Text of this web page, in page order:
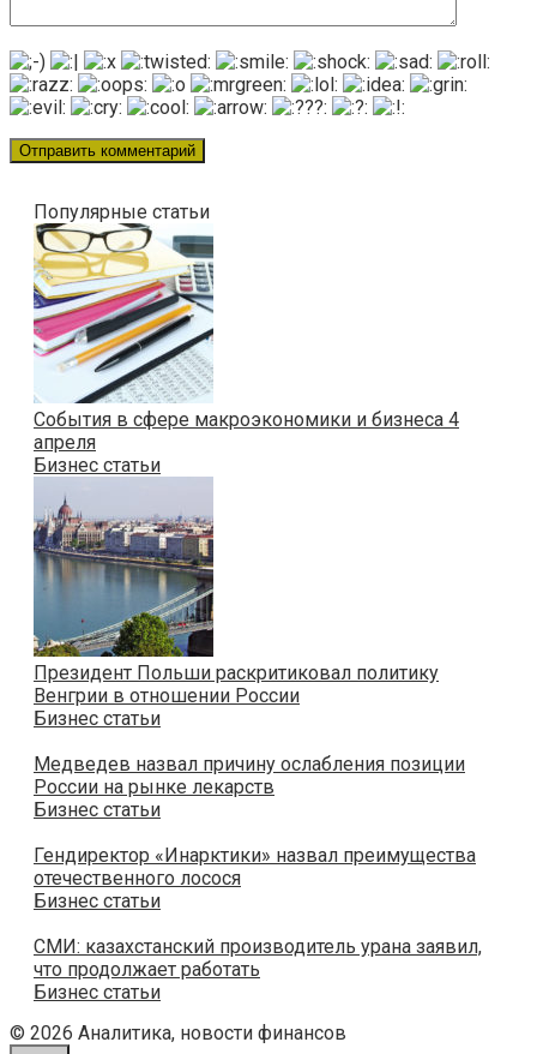
Популярные статьи
События в сфере макроэкономики и бизнеса 4
апреля
Бизнес статьи
Президент Польши раскритиковал политику
Венгрии в отношении России
Бизнес статьи
Медведев назвал причину ослабления позиции
России на рынке лекарств
Бизнес статьи
Гендиректор «Инарктики» назвал преимущества
отечественного лосося
Бизнес статьи
СМИ: казахстанский производитель урана заявил,
что продолжает работать
Бизнес статьи
© 2026 Аналитика, новости финансов